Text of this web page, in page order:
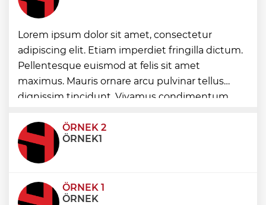
Toplu taşımaya sıkı denetim
Esnaf odalarından ortak açıklama
Lorem ipsum dolor sit amet, consectetur
adipiscing elit. Etiam imperdiet fringilla dictum.
Pellentesque euismod at felis sit amet
maximus. Mauris ornare arcu pulvinar tellus
dignissim tincidunt. Vivamus condimentum
condimentum eros et, faucibus sapien. Praese
ÖRNEK 2
ÖRNEK1
ÖRNEK 1
ÖRNEK